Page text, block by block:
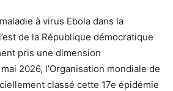
à virus Ebola dans la
de la République démocratique
pris une dimension
2026, l’Organisation mondiale de
classé cette 17e épidémie